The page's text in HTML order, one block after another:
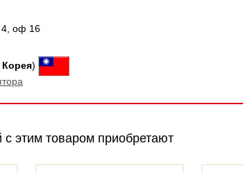
4, оф 16
Корея)
с этим товаром приобретают